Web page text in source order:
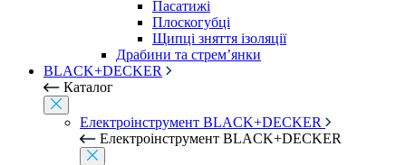
Пасатижі
Плоскогубці
Щипці зняття ізоляції
Драбини та стрем’янки
BLACK+DECKER
Каталог
Електроінструмент BLACK+DECKER
Електроінструмент BLACK+DECKER